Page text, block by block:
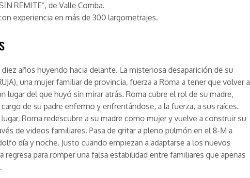
REMITE”, de Valle Comba.
experiencia en más de 300 largometrajes.
diez años huyendo hacia delante. La misteriosa desaparición de su
una mujer familiar de provincia, fuerza a Roma a tener que volver a
lugar del que huyó sin mirar atrás. Roma cubre el rol de su madre,
de su padre enfermo y enfrentándose, a la fuerza, a sus raíces.
Roma redescubre a su madre como mujer y vuelve a construir su
de videos familiares. Pasa de gritar a pleno pulmón en el 8-M a
día y noche. Justo cuando empiezan a adaptarse a los nuevos
regresa para romper una falsa estabilidad entre familiares que apenas